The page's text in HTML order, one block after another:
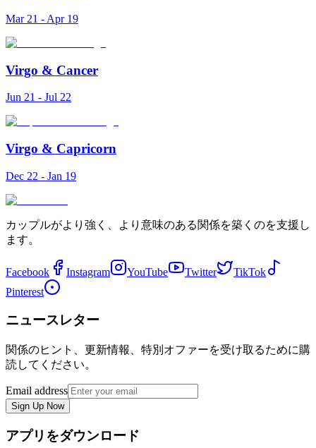
Mar 21 - Apr 19
Virgo & Cancer
Jun 21 - Jul 22
Virgo & Capricorn
Dec 22 - Jan 19
カップルがより強く、より意味のある関係を築くのを支援し
ます。
Facebook Instagram YouTube Twitter
TikTok
Pinterest
ニュースレター
関係のヒント、更新情報、特別オファーを受け取るために購
読してください。
Email address
Sign Up Now
アプリをダウンロード